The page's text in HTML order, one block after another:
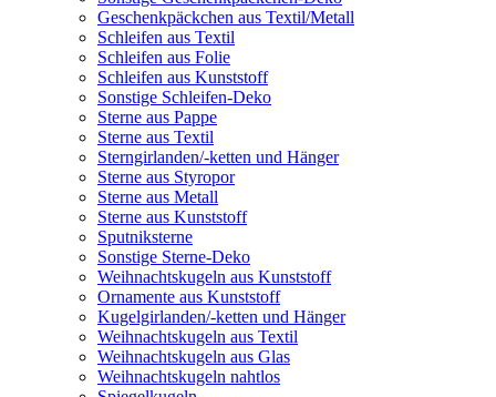
Geschenkpäckchen aus Textil/Metall
Schleifen aus Textil
Schleifen aus Folie
Schleifen aus Kunststoff
Sonstige Schleifen-Deko
Sterne aus Pappe
Sterne aus Textil
Sterngirlanden/-ketten und Hänger
Sterne aus Styropor
Sterne aus Metall
Sterne aus Kunststoff
Sputniksterne
Sonstige Sterne-Deko
Weihnachtskugeln aus Kunststoff
Ornamente aus Kunststoff
Kugelgirlanden/-ketten und Hänger
Weihnachtskugeln aus Textil
Weihnachtskugeln aus Glas
Weihnachtskugeln nahtlos